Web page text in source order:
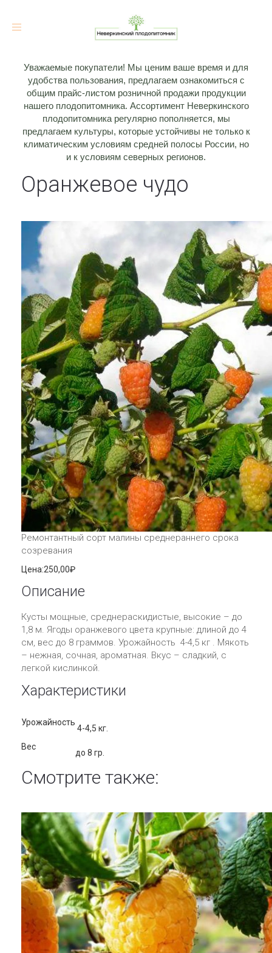
Toggle
Уважаемые покупатели! Мы ценим ваше время и для
удобства пользования, предлагаем ознакомиться с
общим прайс-листом розничной продажи продукции
нашего плодопитомника. Ассортимент Неверкинского
плодопитомника регулярно пополняется, мы
предлагаем культуры, которые устойчивы не только к
климатическим условиям средней полосы России, но
и к условиям северных регионов.
Оранжевое чудо
Ремонтантный сорт малины среднераннего срока
созревания
Цена:250,00₽
Описание
Кусты мощные, среднераскидистые, высокие – до
1,8 м. Ягоды оранжевого цвета крупные: длиной до 4
см, вес до 8 граммов. Урожайность 4-4,5 кг . Мякоть
– нежная, сочная, ароматная. Вкус – сладкий, с
легкой кислинкой.
Характеристики
Урожайность
4-4,5 кг.
Вес
до 8 гр.
Смотрите также: